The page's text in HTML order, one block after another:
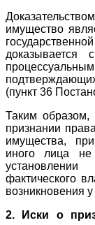
имущество
(пункт 36
Таким образом,
признании
имущества,
иного лица не
фактического
возникновения
2.
Иски о